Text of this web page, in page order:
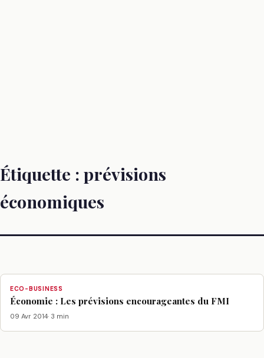
Étiquette : prévisions
économiques
ECO-BUSINESS
Économie : Les prévisions encourageantes du FMI
09 Avr 2014· 3 min